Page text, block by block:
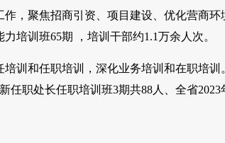
聚焦招商引资、项目建设、优化营商环
培训班65期 ，培训干部约1.1万余人次。
和任职培训，深化业务培训和在职培训
职处长任职培训班3期共88人、全省2023